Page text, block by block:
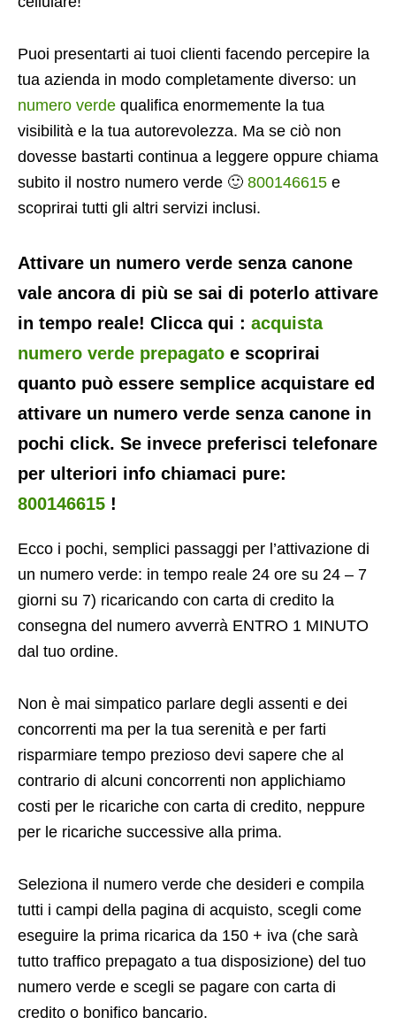
Puoi presentarti ai tuoi clienti facendo percepire la
tua azienda in modo completamente diverso: un
numero verde qualifica enormemente la tua
visibilità e la tua autorevolezza. Ma se ciò non
dovesse bastarti continua a leggere oppure chiama
subito il nostro numero verde 🙂 800146615 e
scoprirai tutti gli altri servizi inclusi.
Attivare un numero verde senza canone
vale ancora di più se sai di poterlo attivare
in tempo reale! Clicca qui : acquista
numero verde prepagato e scoprirai
quanto può essere semplice acquistare ed
attivare un numero verde senza canone in
pochi click. Se invece preferisci telefonare
per ulteriori info chiamaci pure:
800146615 !
Ecco i pochi, semplici passaggi per l’attivazione di
un numero verde: in tempo reale 24 ore su 24 – 7
giorni su 7) ricaricando con carta di credito la
consegna del numero avverrà ENTRO 1 MINUTO
dal tuo ordine.
Non è mai simpatico parlare degli assenti e dei
concorrenti ma per la tua serenità e per farti
risparmiare tempo prezioso devi sapere che al
contrario di alcuni concorrenti non applichiamo
costi per le ricariche con carta di credito, neppure
per le ricariche successive alla prima.
Seleziona il numero verde che desideri e compila
tutti i campi della pagina di acquisto, scegli come
eseguire la prima ricarica da 150 + iva (che sarà
tutto traffico prepagato a tua disposizione) del tuo
numero verde e scegli se pagare con carta di
credito o bonifico bancario.